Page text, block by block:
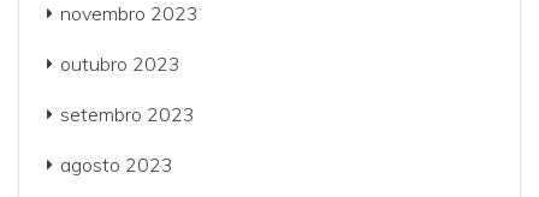
novembro 2023
outubro 2023
setembro 2023
agosto 2023